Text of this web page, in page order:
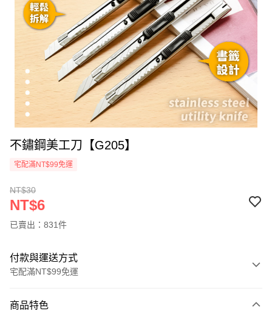
不鏽鋼美工刀【G205】
宅配滿NT$99免運
NT$30
NT$6
已賣出：831件
付款與運送方式
宅配滿NT$99免運
商品特色